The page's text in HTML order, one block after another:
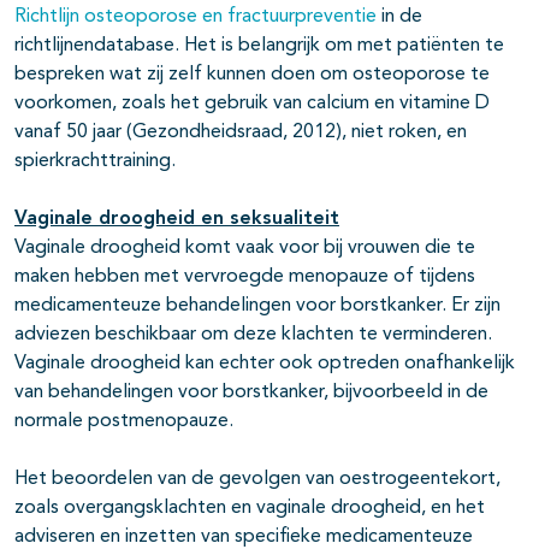
Richtlijn osteoporose en fractuurpreventie in de
richtlijnendatabase. Het is belangrijk om met patiënten te
bespreken wat zij zelf kunnen doen om osteoporose te
voorkomen, zoals het gebruik van calcium en vitamine D
vanaf 50 jaar (Gezondheidsraad, 2012), niet roken, en
spierkrachttraining.
Vaginale droogheid en seksualiteit
Vaginale droogheid komt vaak voor bij vrouwen die te
maken hebben met vervroegde menopauze of tijdens
medicamenteuze behandelingen voor borstkanker. Er zijn
adviezen beschikbaar om deze klachten te verminderen.
Vaginale droogheid kan echter ook optreden onafhankelijk
van behandelingen voor borstkanker, bijvoorbeeld in de
normale postmenopauze.
Het beoordelen van de gevolgen van oestrogeentekort,
zoals overgangsklachten en vaginale droogheid, en het
adviseren en inzetten van specifieke medicamenteuze